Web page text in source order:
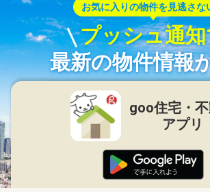
お気に入りの物件を見逃さな
プッシュ通
最新の物件情報
goo住宅・
アプリ